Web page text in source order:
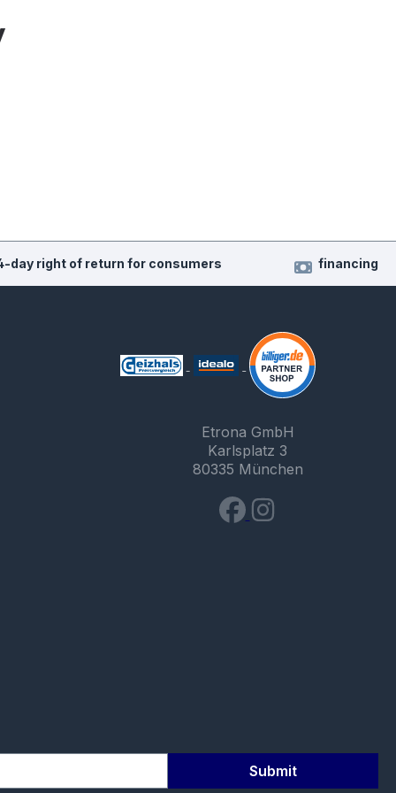
day right of return for consumers financing
Etrona GmbH
Karlsplatz 3
80335 München
Submit